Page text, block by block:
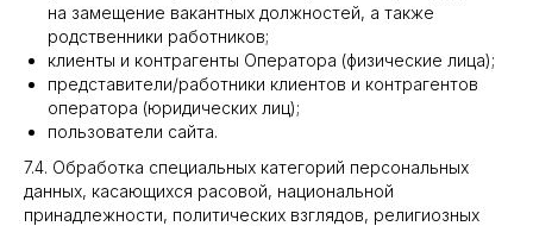
на замещение вакантных должностей, а также
родственники работников;
клиенты и контрагенты Оператора (физические лица);
представители/работники клиентов и контрагентов
оператора (юридических лиц);
пользователи сайта.
7.4. Обработка специальных категорий персональных
данных, касающихся расовой, национальной
принадлежности, политических взглядов, религиозных